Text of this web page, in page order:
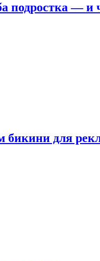
подростка — и
для